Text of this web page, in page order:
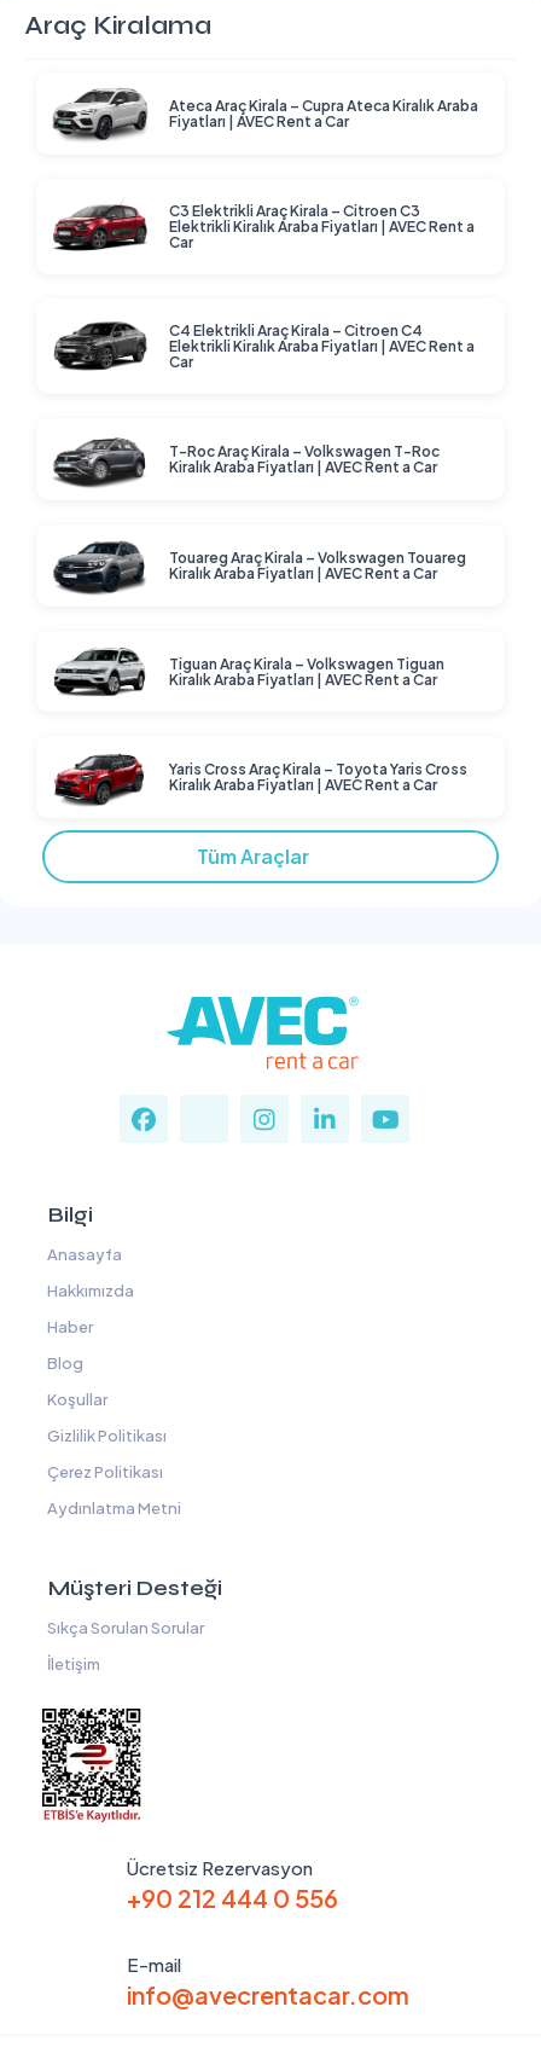
Araç Kiralama
Ateca Araç Kirala – Cupra Ateca Kiralık Araba
Fiyatları | AVEC Rent a Car
C3 Elektrikli Araç Kirala – Citroen C3
Elektrikli Kiralık Araba Fiyatları | AVEC Rent a
Car
C4 Elektrikli Araç Kirala – Citroen C4
Elektrikli Kiralık Araba Fiyatları | AVEC Rent a
Car
T-Roc Araç Kirala – Volkswagen T-Roc
Kiralık Araba Fiyatları | AVEC Rent a Car
Touareg Araç Kirala – Volkswagen Touareg
Kiralık Araba Fiyatları | AVEC Rent a Car
Tiguan Araç Kirala – Volkswagen Tiguan
Kiralık Araba Fiyatları | AVEC Rent a Car
Yaris Cross Araç Kirala – Toyota Yaris Cross
Kiralık Araba Fiyatları | AVEC Rent a Car
Tüm Araçlar
Bilgi
Anasayfa
Hakkımızda
Haber
Blog
Koşullar
Gizlilik Politikası
Çerez Politikası
Aydınlatma Metni
Müşteri Desteği
Sıkça Sorulan Sorular
İletişim
Ücretsiz Rezervasyon
+90 212 444 0 556
E-mail
info@avecrentacar.com